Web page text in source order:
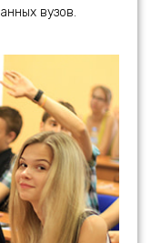
вузов.